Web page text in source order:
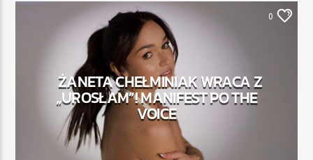
ARTYSTA
RADIO STREFA MUZY
00:00
0
ŻANETA CHEŁMINIAK WRACA Z
„UROSŁAM”! MANIFEST PO THE
VOICE